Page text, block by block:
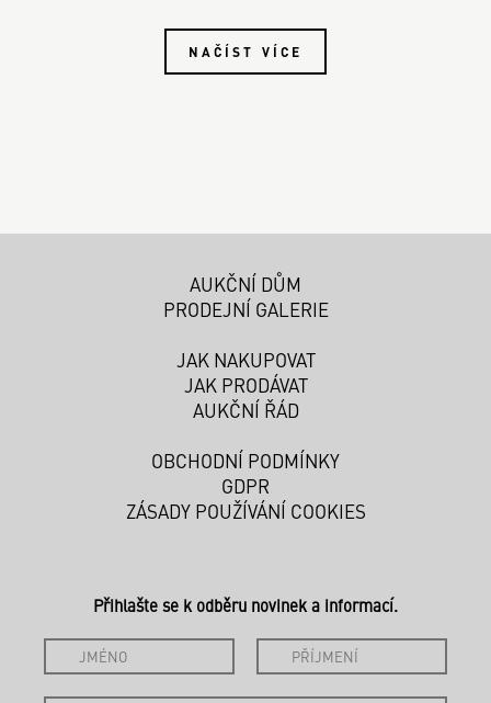
NAČÍST VÍCE
AUKČNÍ DŮM
PRODEJNÍ GALERIE
JAK NAKUPOVAT
JAK PRODÁVAT
AUKČNÍ ŘÁD
OBCHODNÍ PODMÍNKY
GDPR
ZÁSADY POUŽÍVÁNÍ COOKIES
Přihlašte se k odběru novinek a informací.